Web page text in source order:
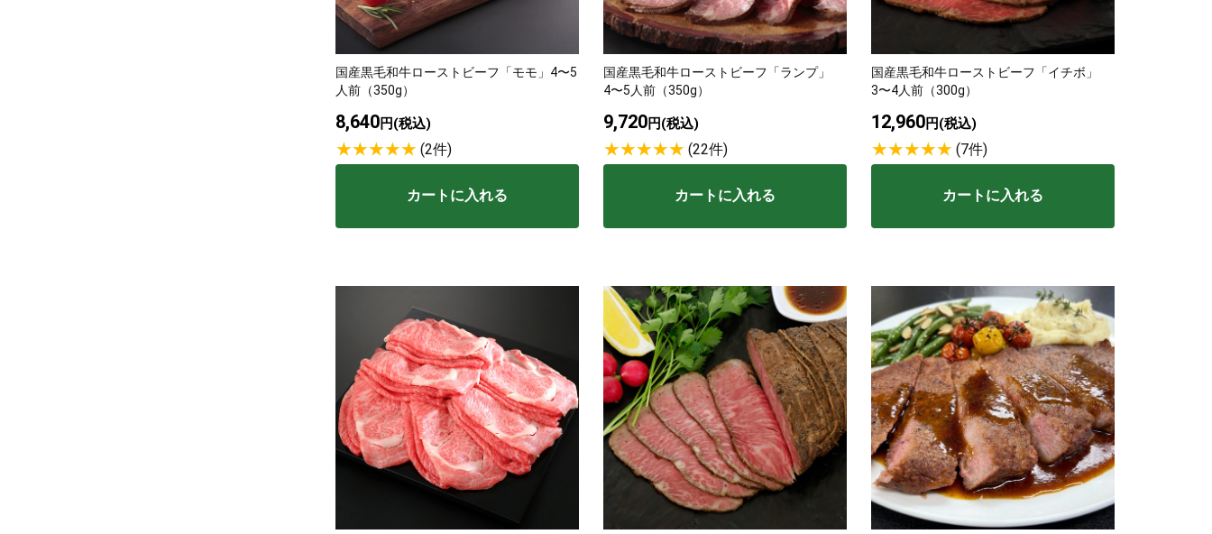
国産黒毛和牛ローストビーフ「モモ」4〜5
人前（350g）
8,640円(税込)
(2件)
カートに入れる
国産黒毛和牛ローストビーフ「ランプ」
4〜5人前（350g）
9,720円(税込)
(22件)
カートに入れる
国産黒毛和牛ローストビーフ「イチボ」
3〜4人前（300g）
12,960円(税込)
(7件)
カートに入れる